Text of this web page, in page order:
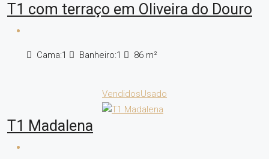
T1 com terraço em Oliveira do Douro
Cama:1 Banheiro:1 86 m²
VendidosUsado
T1 Madalena